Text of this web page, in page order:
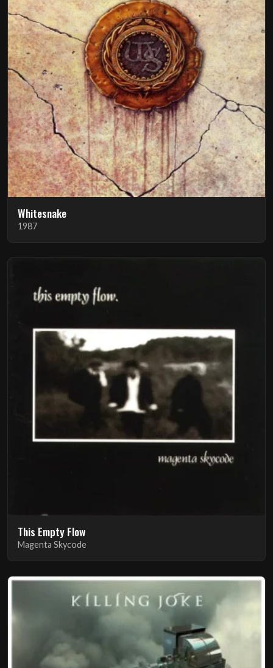
Whitesnake
1987
This Empty Flow
Magenta Skycode